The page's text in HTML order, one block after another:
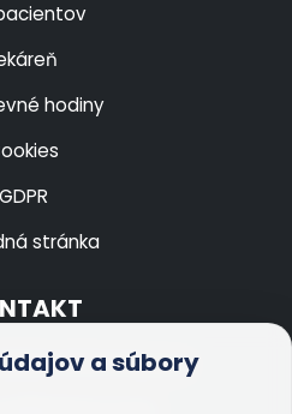
hodiny
GDPR
stránka
25, 050 01 Revúca
a súbory